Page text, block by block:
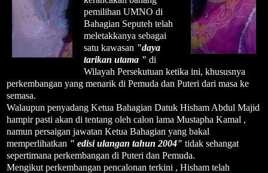
pemilihan UMNO di
Bahagian Seputeh telah
meletakkanya sebagai
satu kawasan "daya
tarikan utama " di
Wilayah Persekutuan ketika ini, khususnya
perkembangan yang menarik di Pemuda dan Puteri dari masa ke
semasa.
Walaupun penyadang Ketua Bahagian Datuk Hisham Abdul Majid
hampir pasti akan di tentang oleh calon lama Mustapha Kamal ,
namun persaigan jawatan Ketua Bahagian yang bakal
memperlihatkan " edisi ulangan tahun 2004" tidak sehangat
sepertimana perkembangan di Puteri dan Pemuda.
Mengikut perkembangan pencalonan terkini , Hisham telah